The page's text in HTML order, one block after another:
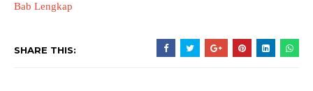
Bab Lengkap
SHARE THIS: